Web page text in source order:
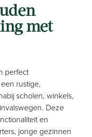
met
perfect
rustige,
scholen, winkels,
Deze
en
jonge gezinnen